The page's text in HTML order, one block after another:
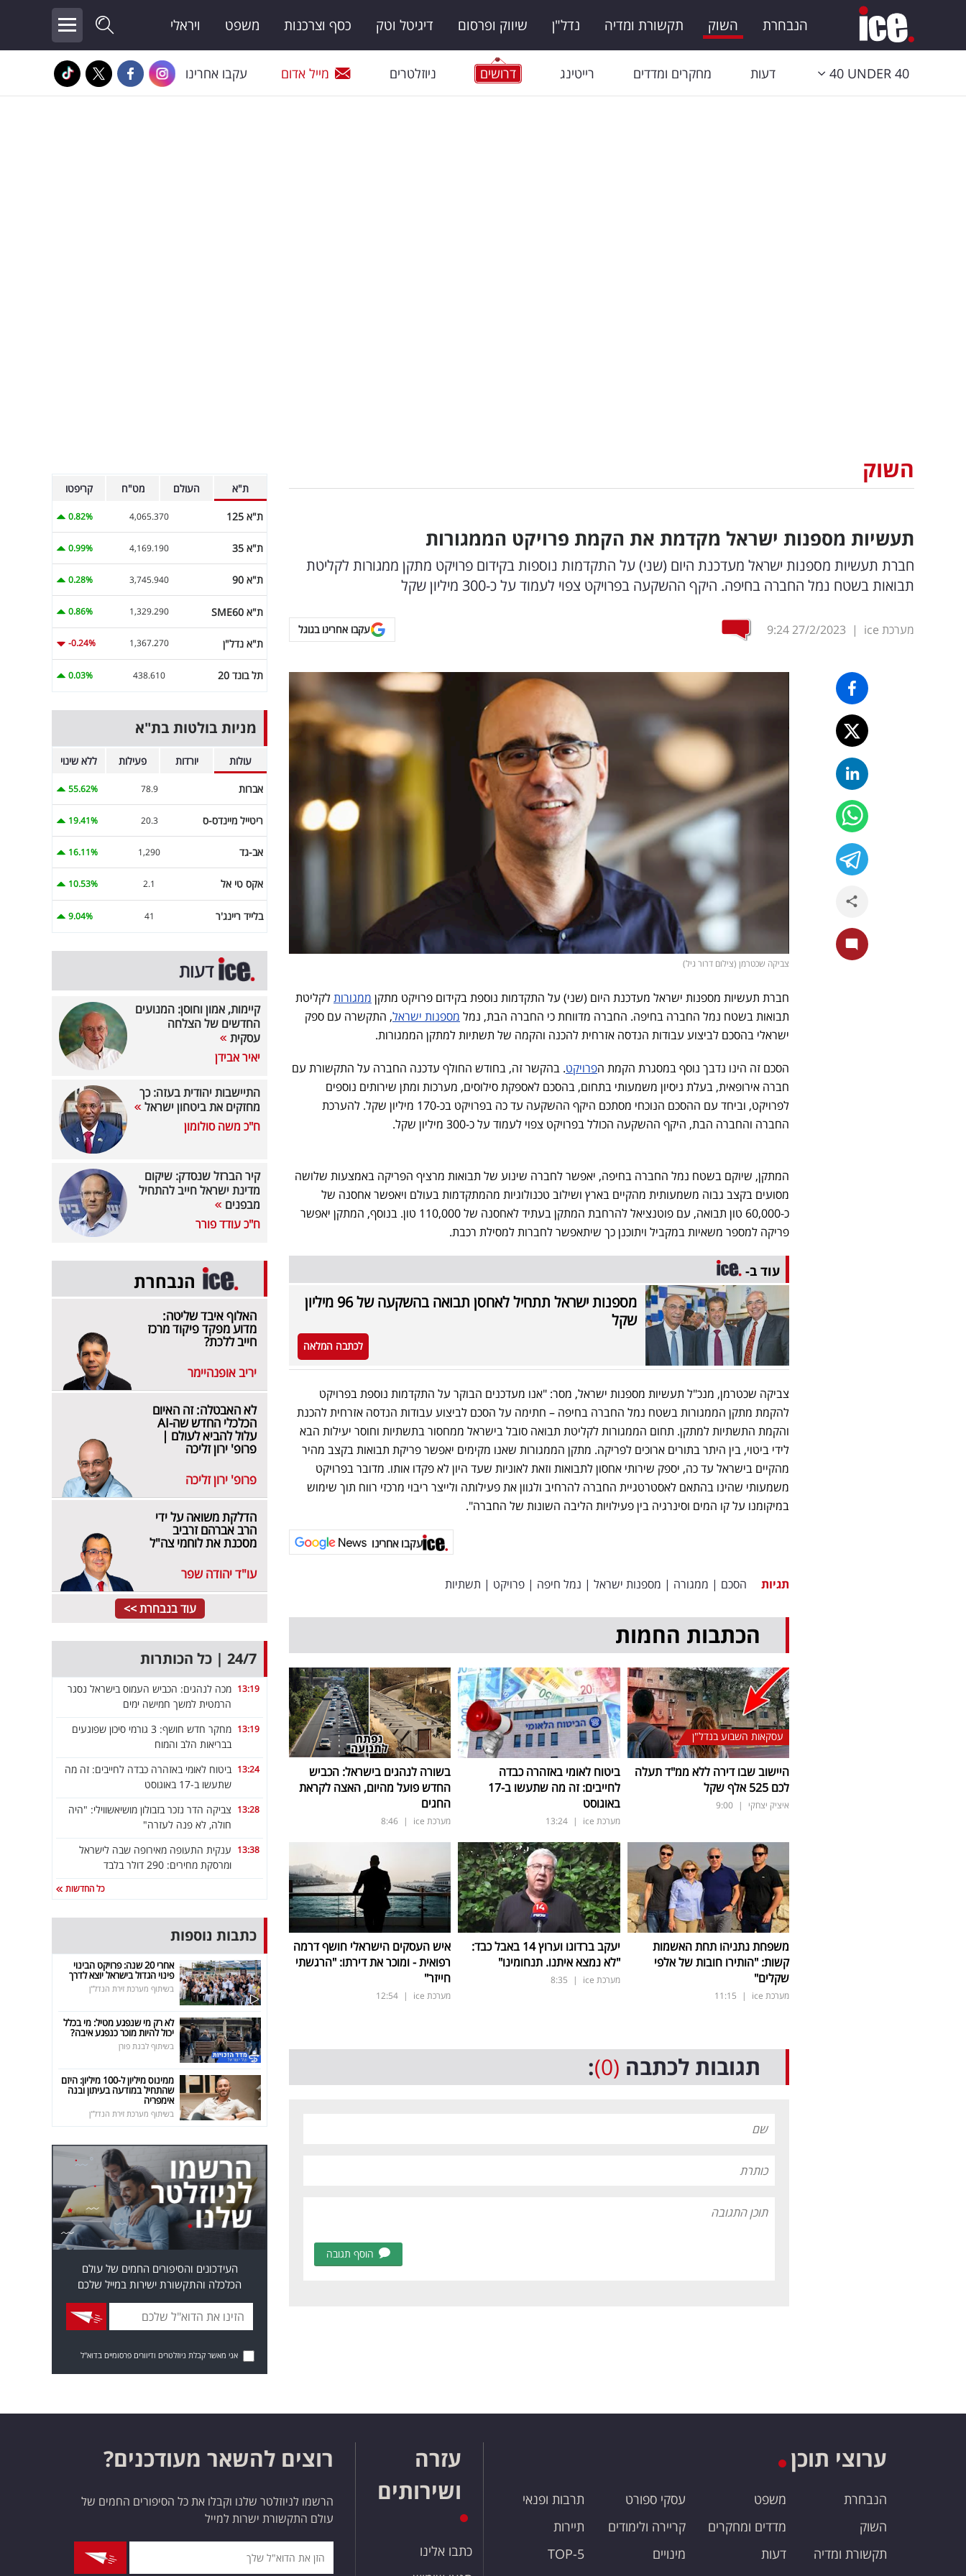
הנבחרת השוק תקשורת ומדיה נדל"ן שיווק ופרסום דיגיטל וטק כסף וצרכנות משפט ויראלי
40 UNDER 40 דעות מחקרים ומדדים רייטינג דרושים ניוזלטרים מייל אדום עקבו אחרינו
השוק
תעשיות מספנות ישראל מקדמת את הקמת פרויקט הממגורות
חברת תעשיות מספנות ישראל מעדכנת היום (שני) על התקדמות נוספות בקידום פרויקט מתקן ממגורות לקליטת
תבואות בשטח נמל החברה בחיפה. היקף ההשקעה בפרויקט צפוי לעמוד על כ-300 מיליון שקל
מערכת ice |
27/2/2023
9:24 עקבו אחרינו בגוגל
צביקה שכטרמן (צילום דרור גיל)
חברת תעשיות מספנות ישראל מעדכנת היום (שני) על התקדמות נוספת בקידום פרויקט מתקן ממגורותלקליטת
תבואות בשטח נמל החברה בחיפה. החברה מדווחת כי החברה הבת, נמל מספנות ישראל, התקשרה עם ספק
ישראלי בהסכם לביצוע עבודות הנדסה אזרחית להכנה והקמה של תשתיות למתקן הממגורות.
הסכם זה הינו נדבך נוסף במסגרת הקמת הפרויקט. בהקשר זה, בחודש החולף עדכנה החברה על התקשורת עם
חברה אירופאית, בעלת ניסיון משמעותי בתחום, בהסכם לאספקת סילוסים, מערכות ומתן שירותים נוספים
לפרויקט, וביחד עם ההסכם הנוכחי מסתכם היקף ההשקעה עד כה בפרויקט בכ-170 מיליון שקל. להערכת
החברה והחברה הבת, היקף ההשקעה הכולל בפרויקט צפוי לעמוד על כ-300 מיליון שקל.
המתקן, שיוקם בשטח נמל החברה בחיפה, יאפשר לחברה שינוע של תבואות מרציף הפריקה באמצעות שלושה
מסועים בקצב גבוה משמעותית מהקיים בארץ ושילוב טכנולוגיות מהמתקדמות בעולם ויאפשר אחסנה של
כ-60,000 טון תבואה, עם פוטנציאל להרחבת המתקן בעתיד לאחסנה של 110,000 טון. בנוסף, המתקן יאפשר
פריקה למספר משאיות במקביל ויתוכנן כך שיתאפשר לחברות למסילת רכבת.
עוד ב-
מספנות ישראל תתחיל לאחסן תבואה בהשקעה של 96 מיליון
שקל
לכתבה המלאה
צביקה שכטרמן, מנכ"ל תעשיות מספנות ישראל, מסר: "אנו מעדכנים הבוקר על התקדמות נוספת בפרויקט
להקמת מתקן הממגורות בשטח נמל החברה בחיפה – חתימה על הסכם לביצוע עבודות הנדסה אזרחית להכנת
והקמת התשתיות למתקן. תחום הממגורות לקליטת תבואה סובל בישראל ממחסור בתשתיות וחוסר יעילות הבא
לידי ביטוי, בין היתר בתורים ארוכים לפריקה. מתקן הממגורות שאנו מקימים יאפשר פריקת תבואות בקצב מהיר
מהקיים בישראל עד כה, יספק שירותי אחסון לתבואות וזאת לאוניות שעד היון לא פקדו אותו. מדובר בפרויקט
משמעותי שהינו בהתאם לאסטרטגיית החברה להרחיב ולגוון את פעילותה ולייצר ריבוי מרכזי רווח תוך שימוש
במיקומנו על קו המים וסינרגיה בין פעילויות הליבה השונות של החברה".
עקבו אחרינו
תגיות הסכם | ממגורה | מספנות ישראל | נמל חיפה | פרויקט | תשתיות
הכתבות החמות
עסקאות השבוע בנדל"ן
היישוב שבו דירה ללא ממ"ד תעלה
לכם 525 אלף שקל
איציק יצחקי |
9:00
ביטוח לאומי באזהרה כבדה
לחייבים: זה מה שתעשו ב-17
באוגוסט
מערכת ice |
13:24
בשורה לנהגים בישראל: הכביש
החדש פועל מהיום, האצה לקראת
החגים
מערכת ice |
8:46
משפחת נתניהו תחת האשמות
קשות: "הותירו חובות של אלפי
שקלים"
מערכת ice |
11:15
יעקב ברדוגו וערוץ 14 באבל כבד:
"לא נמצא איתנו. תנחומינו"
מערכת ice |
8:35
איש העסקים הישראלי חושף דרמה
רפואית - ומוכר את דירתו: "הרגשתי
חייזר"
מערכת ice |
12:54
תגובות לכתבה (0)
:
הוסף תגובה
ת"א העולם מט"ח קריפטו
ת"א 125 4,065.370
0.82%
ת"א 35 4,169.190
0.99%
ת"א 90 3,745.940
0.28%
ת"א SME60 1,329.290
0.86%
ת"א נדל"ן 1,367.270
-0.24%
תל בונד 20 438.610
0.03%
מניות בולטות בת"א
עולות יורדות פעילות ללא שינוי
אברות 78.9
55.62%
ריטייל מיינדס-ס 20.3
19.41%
אב-גד 1,290
16.11%
אקס טי אל 2.1
10.53%
בלייד ריינג'ר 41
9.04%
דעות
קיימות, אמון וחוסן: המנועים
החדשים של הצלחה
עסקית
יאיר אבידן
התיישבות יהודית בעזה: כך
מחזקים את ביטחון ישראל
ח"כ משה סולומון
קיר הברזל שנסדק: שיקום
מדינת ישראל חייב להתחיל
מבפנים
ח"כ עודד פורר
הנבחרת
האלוף איבד שליטה:
מדוע מפקד פיקוד מרכז
חייב ללכת?
יריב אופנהיימר
לא האבטלה: זה האיום
הכלכלי החדש שה-AI
עלול להביא לעולם |
פרופ' ירון זליכה
פרופ' ירון זליכה
הדלקת משואה על ידי
הרב אברהם זרביב
מסכנת את לוחמי צה"ל
עו"ד יהודה שפר
עוד בנבחרת >>
24/7 | כל הכותרות
13:19 מכה לנהגים: הכביש העמוס בישראל נסגר
הרמטית למשך חמישה ימים
13:19
מחקר חדש חושף: 3 גורמי סיכון שפוגעים
בבריאות הלב והמוח
13:24 ביטוח לאומי באזהרה כבדה לחייבים: זה מה
שתעשו ב-17 באוגוסט
13:28 צביקה הדר נזכר בזבולון מושיאשווילי: "היה
חולה, לא פנה לעזרה"
13:38 ענקית התעופה מאירופה שבה לישראל
ומרסקת מחירים: 290 דולר בלבד
כל החדשות
כתבות נוספות
אחרי 20 שנה: פרויקט הבינוי
פינוי הגדול בישראל יוצא לדרך
בשיתוף מערכת זירת הנדל"ן
לא רק מי שנפגע מטיל: מי בכלל
יכול להיות מוכר כנפגע איבה?
בשיתוף לבנת פורן
ממינוס מיליון ל-100 מיליון: היזם
שהתחיל במודעה בעיתון ובנה
אימפריה
בשיתוף מערכת זירת הנדל"ן
העידכונים והסיפורים החמים של עולם
הכלכלה והתקשורת ישירות במייל שלכם
אני מאשר קבלת ניוזלטרים ודיוורים פרסומיים בדוא"ל
ערוצי תוכן
הנבחרת
השוק
תקשורת ומדיה
משפט
מדדים ומחקרים
דעות
עסקי ספורט
קריירה ולימודים
מינויים
תרבות ופנאי
תיירות
TOP-5
עזרה
ושירותים
כתבו אלינו
רוצים להשאר מעודכנים?
הרשמו לניוזלטר שלנו וקבלו את כל הסיפורים החמים של
עולם התקשורת ישרות למייל